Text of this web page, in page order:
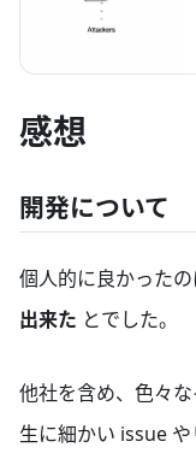
感想
開発について
個人的に良かったの
出来た とでした。
他社を含め、色々
生に細かい issue